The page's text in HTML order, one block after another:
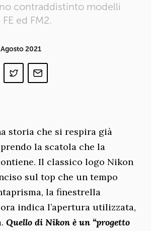
contraddistinto modelli
ed FM2.
2021
storia che si respira già
la scatola che la
Il classico logo Nikon
sul top che un tempo
la finestrella
indica l’apertura utilizzata,
Quello di Nikon è un “progetto